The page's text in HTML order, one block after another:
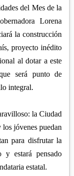
del Mes de la
Lorena
la construcción
proyecto inédito
al dotar a este
será punto de
integral.
la Ciudad
jóvenes puedan
para disfrutar la
estará pensado
estatal.